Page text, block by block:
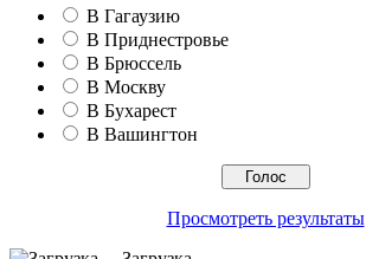
В Гагаузию
В Приднестровье
В Брюссель
В Москву
В Бухарест
В Вашингтон
Просмотреть результаты